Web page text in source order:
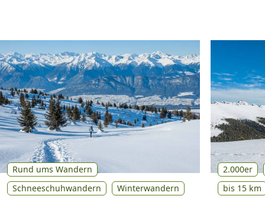
Rund ums Wandern
Schneeschuhwandern
Winterwandern
2.000er
bis 15 km